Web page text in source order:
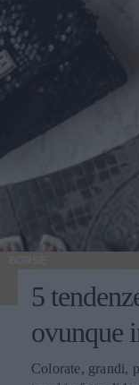
BORSE
5
ovunque
Colorate, grandi,